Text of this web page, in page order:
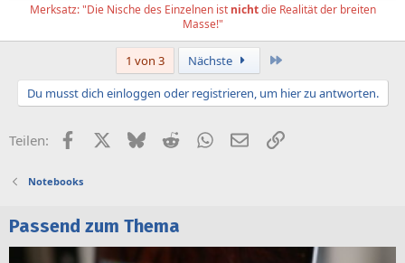
Merksatz: "Die Nische des Einzelnen ist nichtdie Realität der breiten
Masse!"
1 von 3 Nächste
Du musst dich einloggen oder registrieren, um hier zu antworten.
Teilen: FacebookX (Twitter)
BlueskyRedditWhatsApp
E-MailLink
Notebooks
Passend zum Thema